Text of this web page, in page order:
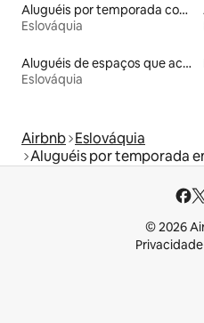
Aluguéis por temporada com café da manhã
Eslováquia
Aluguéis de espaços que aceitam animais de estimação
Eslováquia
Airbnb Eslováquia
Aluguéis por temporada
© 2026
Privacidade